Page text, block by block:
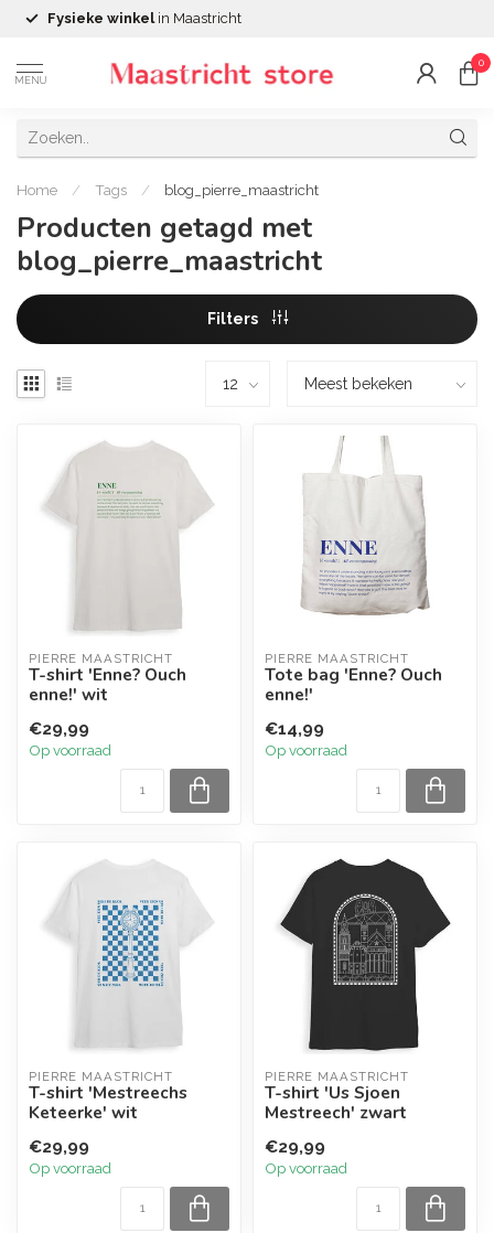
Fysieke winkel in Maastricht
MENU
0
Home / Tags / blog_pierre_maastricht
Producten getagd met
blog_pierre_maastricht
Filters
PIERRE MAASTRICHT
T-shirt 'Enne? Ouch
enne!' wit
€29,99
Op voorraad
PIERRE MAASTRICHT
Tote bag 'Enne? Ouch
enne!'
€14,99
Op voorraad
PIERRE MAASTRICHT
T-shirt 'Mestreechs
Keteerke' wit
€29,99
Op voorraad
PIERRE MAASTRICHT
T-shirt 'Us Sjoen
Mestreech' zwart
€29,99
Op voorraad